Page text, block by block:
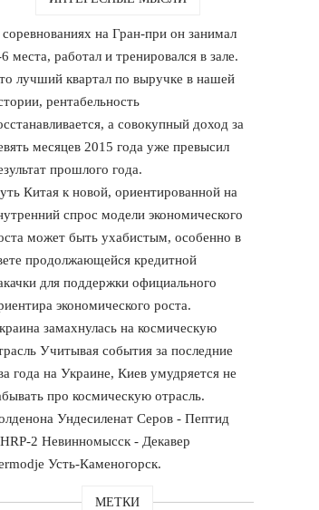
на Гран-при он занимал
места, работал и тренировался в зале.
лучший квартал по выручке в нашей
рентабельность
а совокупный доход за
месяцев 2015 года уже превысил
прошлого года.
Китая к новой, ориентированной на
спрос модели экономического
может быть ухабистым, особенно в
продолжающейся кредитной
для поддержки официального
экономического роста.
замахнулась на космическую
Учитывая события за последние
года на Украине, Киев умудряется не
про космическую отрасль.
Ундесиленат Серов - Пептид
2 Невинномысск - Декавер
Усть-Каменогорск.
МЕТКИ